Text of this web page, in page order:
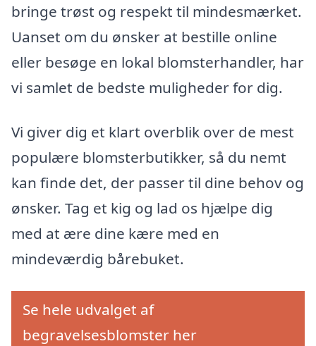
bringe trøst og respekt til mindesmærket.
Uanset om du ønsker at bestille online
eller besøge en lokal blomsterhandler, har
vi samlet de bedste muligheder for dig.
Vi giver dig et klart overblik over de mest
populære blomsterbutikker, så du nemt
kan finde det, der passer til dine behov og
ønsker. Tag et kig og lad os hjælpe dig
med at ære dine kære med en
mindeværdig bårebuket.
Se hele udvalget af
begravelsesblomster her